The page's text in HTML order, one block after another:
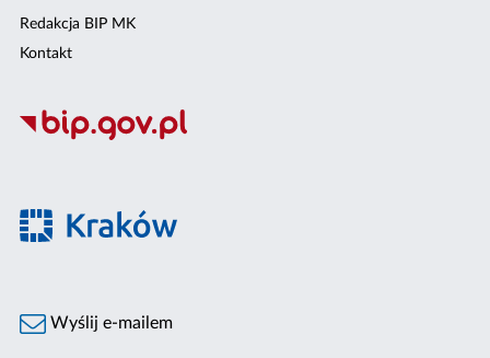
Redakcja BIP MK
Kontakt
Wyślij e-mailem